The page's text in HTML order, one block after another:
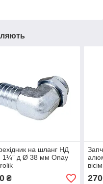
на шланг НД
1¼” д Ø 38 мм Onay
₴ 270